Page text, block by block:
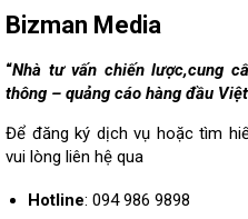
Bizman Media
“Nhà tư vấn chiến lược,cung
thông – quảng cáo hàng đầu
Để đăng ký dịch vụ hoặc tìm
vui lòng liên hệ qua
Hotline: 094 986 9898